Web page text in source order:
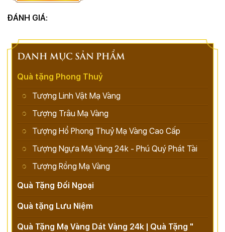
ĐÁNH GIÁ:
DANH MỤC SẢN PHẨM
Quà tặng Phong Thuỷ
Tượng Linh Vật Mạ Vàng
Tượng Trâu Mạ Vàng
Tượng Hổ Phong Thuỷ Mạ Vàng Cao Cấp
Tượng Ngựa Mạ Vàng 24k - Phú Quý Phát Tài
Tượng Rồng Mạ Vàng
Quà Tặng Đối Ngoại
Quà tặng Lưu Niệm
Quà Tặng Mạ Vàng Dát Vàng 24k | Quà Tặng "